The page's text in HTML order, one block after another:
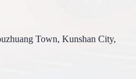
Town, Kunshan City,